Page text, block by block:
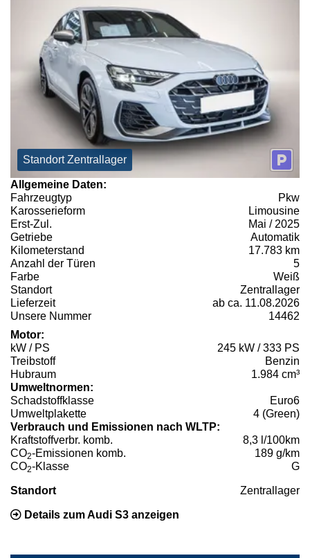
Standort Zentrallager
Allgemeine Daten:
Fahrzeugtyp
Pkw
Karosserieform
Limousine
Erst-Zul.
Mai / 2025
Getriebe
Automatik
Kilometerstand
17.783 km
Anzahl der Türen
5
Farbe
Weiß
Standort
Zentrallager
Lieferzeit
ab ca. 11.08.2026
Unsere Nummer
14462
Motor:
kW / PS
245 kW / 333 PS
Treibstoff
Benzin
Hubraum
1.984 cm³
Umweltnormen:
Schadstoffklasse
Euro6
Umweltplakette
4 (Green)
Verbrauch und Emissionen nach WLTP:
Kraftstoffverbr. komb.
8,3 l/100km
CO2-Emissionen komb.
189 g/km
CO2-Klasse G
Standort Zentrallager
Details zum Audi S3 anzeigen